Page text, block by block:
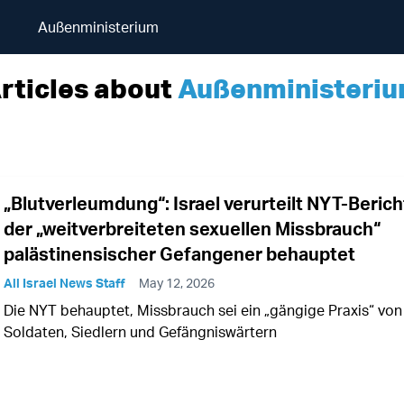
Außenministerium
about
„Blutverleumdung“: Israel verurteilt NYT-
der „weitverbreiteten sexuellen Missbrauch“
palästinensischer Gefangener behauptet
All Israel News Staff May 12, 2026
Die NYT behauptet, Missbrauch sei ein „gängige Praxis“ von
Soldaten, Siedlern und Gefängniswärtern